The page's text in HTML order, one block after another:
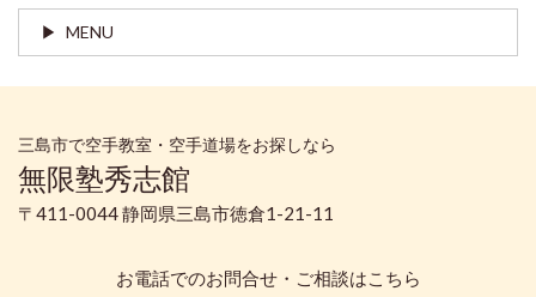
MENU
三島市で空手教室・空手道場をお探しなら
無限塾秀志館
〒411-0044 静岡県三島市徳倉1-21-11
お電話でのお問合せ・ご相談はこちら